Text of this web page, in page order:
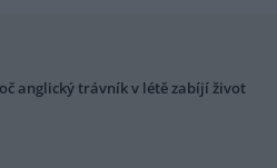
anglický trávník v létě zabíjí život